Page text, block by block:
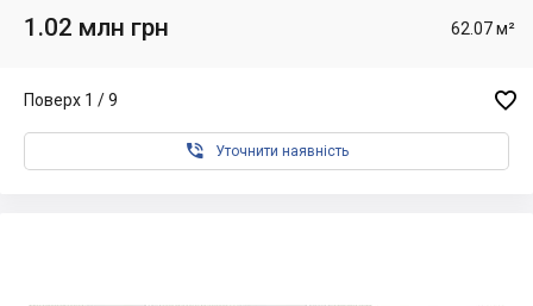
1.02 млн грн 62.07 м²
Поверх 1 / 9 
 Уточнити наявність